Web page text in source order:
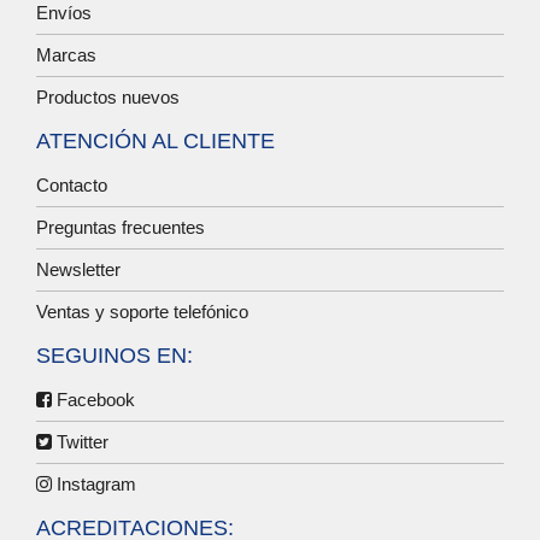
Envíos
Marcas
Productos nuevos
ATENCIÓN AL CLIENTE
Contacto
Preguntas frecuentes
Newsletter
Ventas y soporte telefónico
SEGUINOS EN:
Facebook
Twitter
Instagram
ACREDITACIONES: